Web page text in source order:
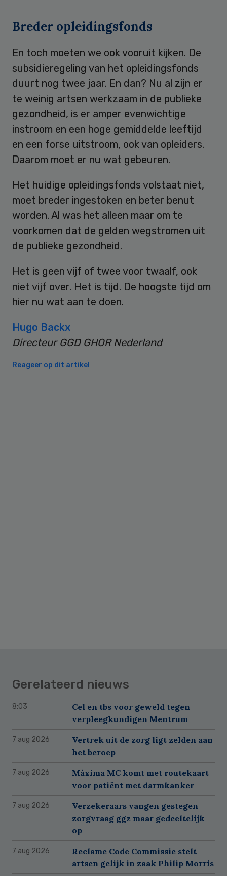
Breder opleidingsfonds
En toch moeten we ook vooruit kijken. De
subsidieregeling van het opleidingsfonds
duurt nog twee jaar. En dan? Nu al zijn er
te weinig artsen werkzaam in de publieke
gezondheid, is er amper evenwichtige
instroom en een hoge gemiddelde leeftijd
en een forse uitstroom, ook van opleiders.
Daarom moet er nu wat gebeuren.
Het huidige opleidingsfonds volstaat niet,
moet breder ingestoken en beter benut
worden. Al was het alleen maar om te
voorkomen dat de gelden wegstromen uit
de publieke gezondheid.
Het is geen vijf of twee voor twaalf, ook
niet vijf over. Het is tijd. De hoogste tijd om
hier nu wat aan te doen.
Hugo Backx
Directeur GGD GHOR Nederland
Reageer op dit artikel
Gerelateerd nieuws
8:03
Cel en tbs voor geweld tegen
verpleegkundigen Mentrum
7 aug 2026
Vertrek uit de zorg ligt zelden aan
het beroep
7 aug 2026
Máxima MC komt met routekaart
voor patiënt met darmkanker
7 aug 2026
Verzekeraars vangen gestegen
zorgvraag ggz maar gedeeltelijk
op
7 aug 2026
Reclame Code Commissie stelt
artsen gelijk in zaak Philip Morris